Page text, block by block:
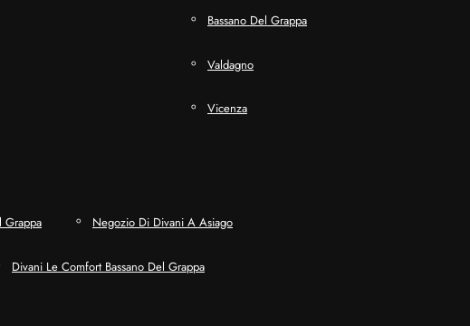
Bassano Del Grappa
Valdagno
Vicenza
Grappa Negozio Di Divani A Asiago
Divani Le Comfort Bassano Del Grappa